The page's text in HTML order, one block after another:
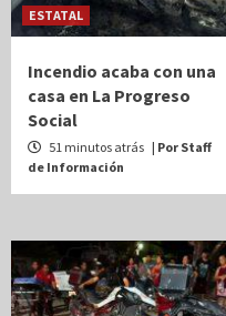
ESTATAL
Incendio acaba con una
casa en La Progreso
Social
51 minutos atrás | Por Staff
de Información